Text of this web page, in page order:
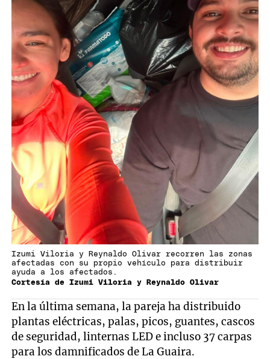
Cortesía de Izumi Viloria y Reynaldo Olivar
Izumi Viloria y Reynaldo Olivar recorren las zonas
afectadas con su propio vehículo para distribuir
ayuda a los afectados.
En la última semana, la pareja ha distribuido
plantas eléctricas, palas, picos, guantes, cascos
de seguridad, linternas LED e incluso 37 carpas
para los damnificados de La Guaira.